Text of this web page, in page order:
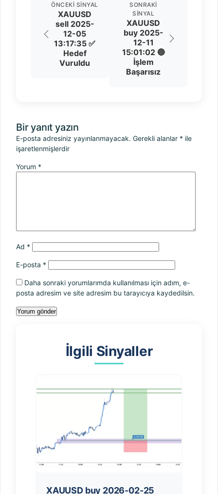
ÖNCEKI SINYAL
XAUUSD
sell 2025-
12-05
13:17:35 ✅
Hedef
Vuruldu
SONRAKI
SINYAL
XAUUSD
buy 2025-
12-11
15:01:02 🔵
İşlem
Başarısız
Bir yanıt yazın
E-posta adresiniz yayınlanmayacak. Gerekli alanlar * ile
işaretlenmişlerdir
Yorum *
Ad *
E-posta *
Daha sonraki yorumlarımda kullanılması için adım, e-
posta adresim ve site adresim bu tarayıcıya kaydedilsin.
İlgili Sinyaller
XAUUSD buy 2026-02-25